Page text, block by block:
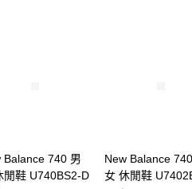
Balance 740 男
閒鞋 U740BS2-D
New Balance
女 休閒鞋